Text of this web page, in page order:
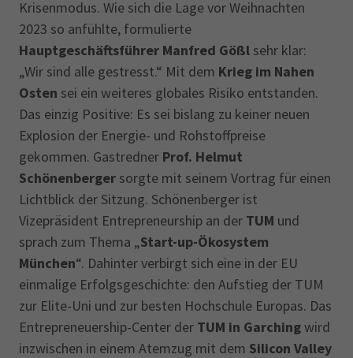
Krisenmodus. Wie sich die Lage vor Weihnachten
2023 so anfühlte, formulierte
Hauptgeschäftsführer Manfred Gößl sehr klar:
„Wir sind alle gestresst.“ Mit dem Krieg im Nahen
Osten sei ein weiteres globales Risiko entstanden.
Das einzig Positive: Es sei bislang zu keiner neuen
Explosion der Energie- und Rohstoffpreise
gekommen. Gastredner Prof. Helmut
Schönenberger sorgte mit seinem Vortrag für einen
Lichtblick der Sitzung. Schönenberger ist
Vizepräsident Entrepreneurship an der TUM und
sprach zum Thema „Start-up-Ökosystem
München“. Dahinter verbirgt sich eine in der EU
einmalige Erfolgsgeschichte: den Aufstieg der TUM
zur Elite-Uni und zur besten Hochschule Europas. Das
Entrepreneuership-Center der TUM in Garchingwird
inzwischen in einem Atemzug mit dem Silicon Valley